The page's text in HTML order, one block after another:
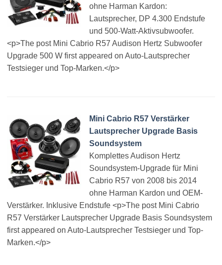
ohne Harman Kardon:
Lautsprecher, DP 4.300 Endstufe
und 500-Watt-Aktivsubwoofer.
<p>The post Mini Cabrio R57 Audison Hertz Subwoofer
Upgrade 500 W first appeared on Auto-Lautsprecher
Testsieger und Top-Marken.</p>
Mini Cabrio R57 Verstärker
Lautsprecher Upgrade Basis
Soundsystem
Komplettes Audison Hertz
Soundsystem-Upgrade für Mini
Cabrio R57 von 2008 bis 2014
ohne Harman Kardon und OEM-
Verstärker. Inklusive Endstufe <p>The post Mini Cabrio
R57 Verstärker Lautsprecher Upgrade Basis Soundsystem
first appeared on Auto-Lautsprecher Testsieger und Top-
Marken.</p>